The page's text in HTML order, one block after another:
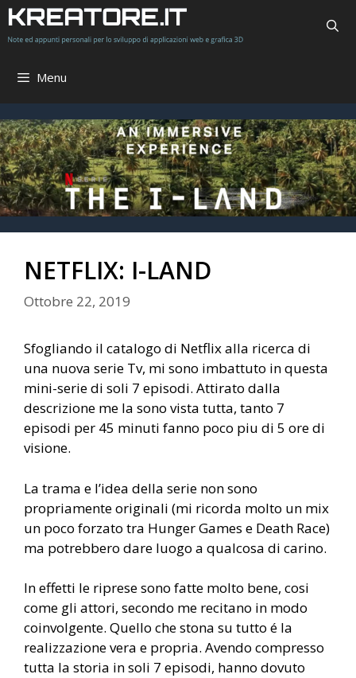
Vai
al
contenuto
Menu
NETFLIX: I-LAND
Ottobre 22, 2019
Sfogliando il catalogo di Netflix alla ricerca di
una nuova serie Tv, mi sono imbattuto in questa
mini-serie di soli 7 episodi. Attirato dalla
descrizione me la sono vista tutta, tanto 7
episodi per 45 minuti fanno poco piu di 5 ore di
visione.
La trama e l’idea della serie non sono
propriamente originali (mi ricorda molto un mix
un poco forzato tra Hunger Games e Death Race)
ma potrebbero dare luogo a qualcosa di carino.
In effetti le riprese sono fatte molto bene, cosi
come gli attori, secondo me recitano in modo
coinvolgente. Quello che stona su tutto é la
realizzazione vera e propria. Avendo compresso
tutta la storia in soli 7 episodi, hanno dovuto